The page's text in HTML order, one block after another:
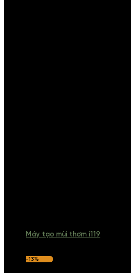
Máy tạo mùi thơm i119
-13%